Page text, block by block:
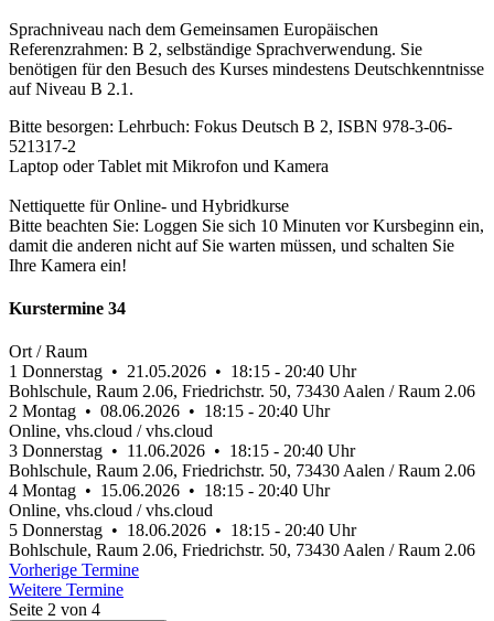
Sprachniveau nach dem Gemeinsamen Europäischen
Referenzrahmen: B 2, selbständige Sprachverwendung. Sie
benötigen für den Besuch des Kurses mindestens Deutschkenntnisse
auf Niveau B 2.1.
Bitte besorgen: Lehrbuch: Fokus Deutsch B 2, ISBN 978-3-06-
521317-2
Laptop oder Tablet mit Mikrofon und Kamera
Nettiquette für Online- und Hybridkurse
Bitte beachten Sie: Loggen Sie sich 10 Minuten vor Kursbeginn ein,
damit die anderen nicht auf Sie warten müssen, und schalten Sie
Ihre Kamera ein!
Kurstermine 34
Ort / Raum
1 Donnerstag • 21.05.2026 • 18:15 - 20:40 Uhr
Bohlschule, Raum 2.06, Friedrichstr. 50, 73430 Aalen / Raum 2.06
2 Montag • 08.06.2026 • 18:15 - 20:40 Uhr
Online, vhs.cloud / vhs.cloud
3 Donnerstag • 11.06.2026 • 18:15 - 20:40 Uhr
Bohlschule, Raum 2.06, Friedrichstr. 50, 73430 Aalen / Raum 2.06
4 Montag • 15.06.2026 • 18:15 - 20:40 Uhr
Online, vhs.cloud / vhs.cloud
5 Donnerstag • 18.06.2026 • 18:15 - 20:40 Uhr
Bohlschule, Raum 2.06, Friedrichstr. 50, 73430 Aalen / Raum 2.06
Vorherige Termine
Weitere Termine
Seite 2 von 4